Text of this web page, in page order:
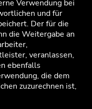
Verwendung bei
und für
Der für die
die Weitergabe an
veranlassen,
ebenfalls
die dem
zuzurechnen ist,